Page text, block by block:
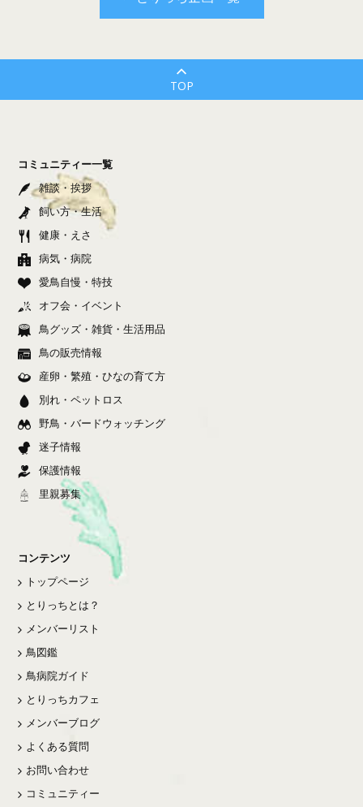
TOP
コミュニティー一覧
雑談・挨拶
飼い方・生活
健康・えさ
病気・病院
愛鳥自慢・特技
オフ会・イベント
鳥グッズ・雑貨・生活用品
鳥の販売情報
産卵・繁殖・ひなの育て方
別れ・ペットロス
野鳥・バードウォッチング
迷子情報
保護情報
里親募集
コンテンツ
トップページ
とりっちとは？
メンバーリスト
鳥図鑑
鳥病院ガイド
とりっちカフェ
メンバーブログ
よくある質問
お問い合わせ
コミュニティー